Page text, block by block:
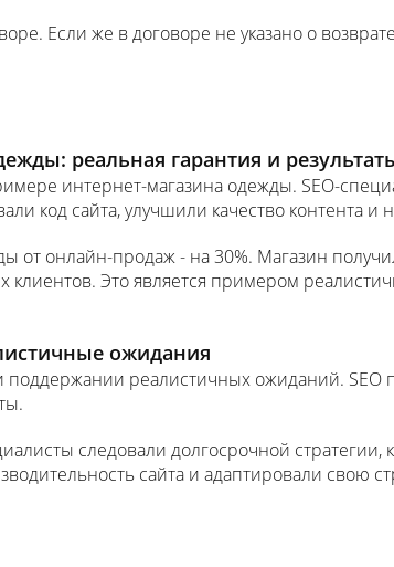
Если же в договоре не указано о
реальная гарантия и
интернет-магазина одежды. SEO-
код сайта, улучшили качество контента и
от онлайн-продаж - на 30%. Магазин
Это является примером
ожидания
реалистичных ожиданий. SEO
следовали долгосрочной
сайта и адаптировали свою